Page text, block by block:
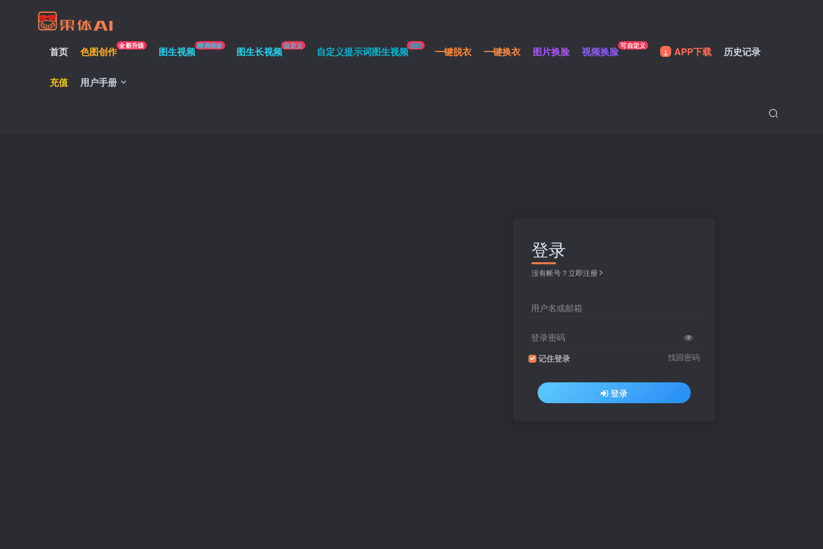
首页 色图创作 全新升级 图生视频 精调模板 图生长视频自定义 自定义提示词图生视频进阶 一键脱衣 一键换衣 图片换脸 视频换脸 可自定义 APP下载 历史记录
充值 用户手册
登录
没有帐号？立即注册
用户名或邮箱
登录密码
记住登录 找回密码
登录